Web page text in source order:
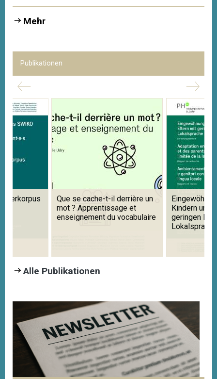
Mehr
Publikationen
se cache-t-il derrière un
? Apprentissage et
du vocabulaire
Eingewöhnung in Kitas mit
Kindern und Eltern mit
geringen Kenntnissen der
Alle Publikationen